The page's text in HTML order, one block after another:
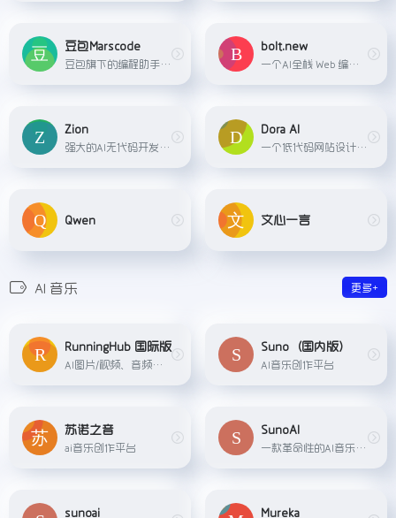
豆包Marscode
豆包旗下的编程助手，提供智能补全、智能预测、智能问答等能力，节省开发时间，释放脑海中的创造力
bolt.new
一个AI全栈 Web 编程工具，自动编写代码、运行、编辑和部署应用程序。. Bolt․new依托于 WebContainers 技术，支持在浏览器中直接运行完整的 Node.js 环境，无需任何本...
Zion
强大的AI无代码开发平台，把搭建简单的应用变得更快，将打磨复杂的系统变得更便宜，让成为数字化人才变得更轻松。
Dora AI
一个低代码网站设计平台，它允许用户通过输入一句提示文本来生成可编辑且带有精美3D动画的网站。这个平台提供了强大的无代码编辑器，简化了网站创建过程，适用于各种用户，包括设...
Qwen 文心一言
AI 音乐 更多+
RunningHub 国际版
AI图片/视频、音频等综合创作平台
Suno（国内版）
AI音乐创作平台
苏诺之音
ai音乐创作平台
SunoAI
一款革命性的AI音乐和语音生成工具，由 Anthropic 公司开发。
sunoai Mureka